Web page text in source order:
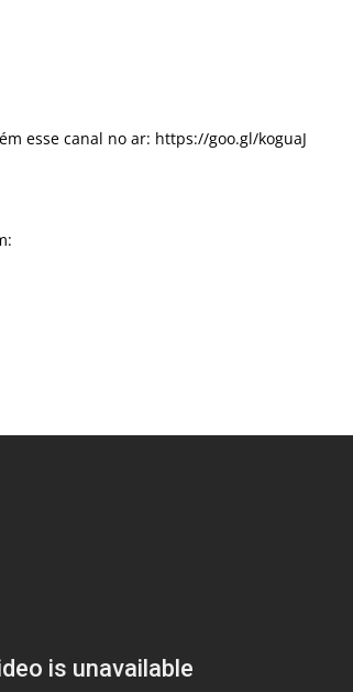
esse canal no ar: https://goo.gl/koguaJ